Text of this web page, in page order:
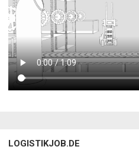
LOGISTIKJOB.DE